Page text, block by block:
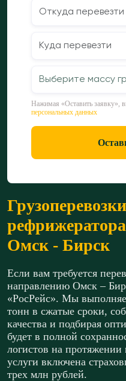
Грузоперевозки
Омск - Бирск
Если вам требуется
направлению Омск –
«РосРейс». Мы
тонн в сжатые сроки,
качества и подбирая
будет в полной
логистов на протяжении
услуги включена
трех млн рублей.
Нажимая «Оставить заявку»,
персональных данных